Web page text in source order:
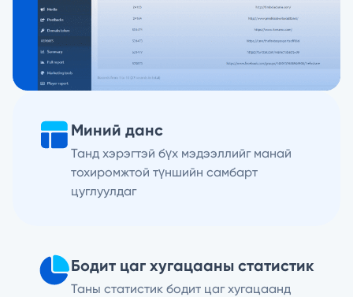
Миний данс
Танд хэрэгтэй бүх мэдээллийг манай
тохиромжтой түншийн самбарт
цуглуулдаг
Бодит цаг хугацааны статистик
Таны статистик бодит цаг хугацаанд